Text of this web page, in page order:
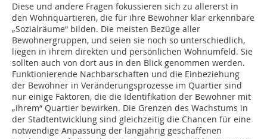
Diese und andere Fragen fokussieren sich zu allererst in
den Wohnquartieren, die für ihre Bewohner klar erkennbare
„Sozialräume“ bilden. Die meisten Bezüge aller
Bewohnergruppen, und seien sie noch so unterschiedlich,
liegen in ihrem direkten und persönlichen Wohnumfeld. Sie
sollten auch von dort aus in den Blick genommen werden.
Funktionierende Nachbarschaften und die Einbeziehung
der Bewohner in Veränderungsprozesse im Quartier sind
nur einige Faktoren, die die Identifikation der Bewohner mit
„ihrem“ Quartier bewirken. Die Grenzen des Wachstums in
der Stadtentwicklung sind gleichzeitig die Chancen für eine
notwendige Anpassung der langjährig geschaffenen